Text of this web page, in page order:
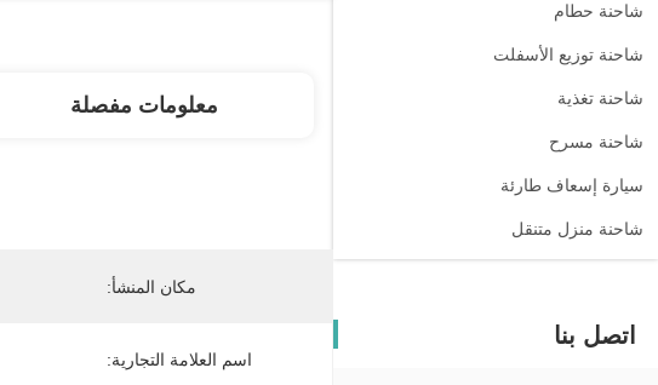
شاحنة حطام
شاحنة توزيع الأسفلت
شاحنة تغذية
شاحنة مسرح
سيارة إسعاف طارئة
شاحنة منزل متنقل
اتصل بنا
معلومات مفصلة
مكان المنشأ:
اسم العلامة التجارية: